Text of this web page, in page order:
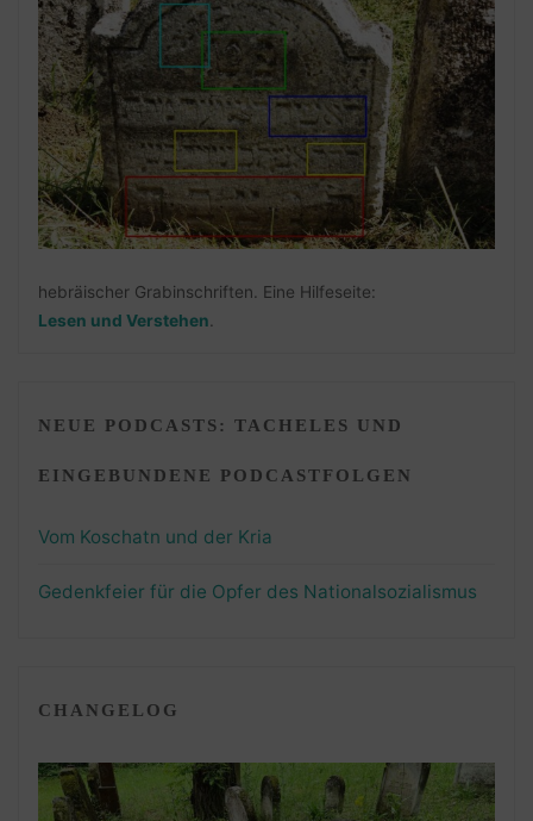
hebräischer Grabinschriften. Eine Hilfeseite:
Lesen und Verstehen
NEUE PODCASTS: TACHELES UND
EINGEBUNDENE PODCASTFOLGEN
Vom Koschatn und der Kria
Gedenkfeier für die Opfer des Nationalsozialismus
CHANGELOG